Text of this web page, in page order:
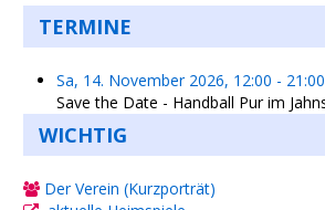
TERMINE
Sa, 14. November 2026, 12:00 - 21:00
Save the Date - Handball Pur im
WICHTIG
Der Verein (Kurzporträt)